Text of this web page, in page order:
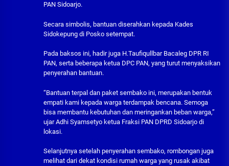
PAN Sidoarjo.
Secara simbolis, bantuan diserahkan kepada Kades
Sidokepung di Posko setempat.
Pada baksos ini, hadir juga H.Taufiqullbar Bacaleg DPR RI
PAN, serta beberapa ketua DPC PAN, yang turut menyaksikan
penyerahan bantuan.
“Bantuan terpal dan paket sembako ini, merupakan bentuk
empati kami kepada warga terdampak bencana. Semoga
bisa membantu kebutuhan dan meringankan beban warga,”
ujar Adhi Syamsetyo ketua Fraksi PAN DPRD Sidoarjo di
lokasi.
Selanjutnya setelah penyerahan sembako, rombongan juga
melihat dari dekat kondisi rumah warga yang rusak akibat